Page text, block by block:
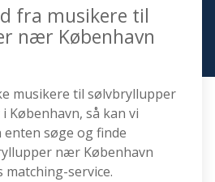
fra musikere til
nær København
musikere til sølvbryllupper
København, så kan vi
søge og finde
nær København
service.